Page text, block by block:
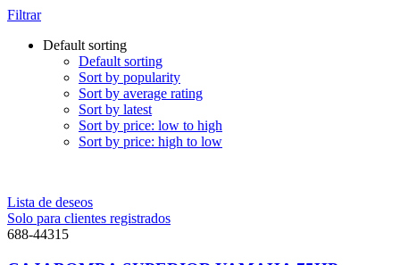
Filtrar
Default sorting
Default sorting
Sort by popularity
Sort by average rating
Sort by latest
Sort by price: low to high
Sort by price: high to low
Lista de deseos
Solo para clientes registrados
688-44315